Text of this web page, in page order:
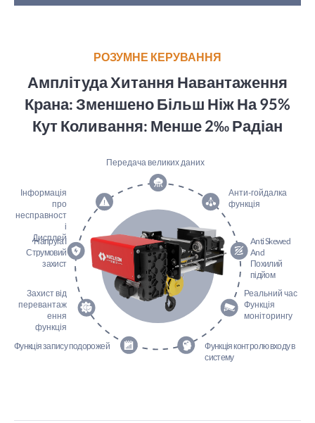
РОЗУМНЕ КЕРУВАННЯ
Амплітуда Хитання Навантаження
Крана: Зменшено Більш Ніж На 95%
Кут Коливання: Менше 2‰ Радіан
Передача великих даних
Анти-гойдалка
функція
Anti Skewed
And
Похилий
підйом
Реальний час
Функція
моніторингу
Функція контролю входу в
систему
Функція запису подорожей
Захист від
перевантаж
ення
функція
Напруга І
Струмовий
захист
Інформація
про
несправност
і
Дисплей